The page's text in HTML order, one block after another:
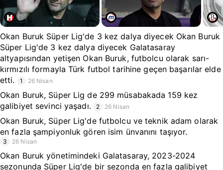
Okan Buruk Süper Lig'de 3 kez dalya diyecek Okan Buruk
Süper Lig'de 3 kez dalya diyecek Galatasaray
altyapısından yetişen Okan Buruk, futbolcu olarak sarı-
kırmızılı formayla Türk futbol tarihine geçen başarılar elde
etti.
1 26 Nisan
Okan Buruk, Süper Lig de 299 müsabakada 159 kez
galibiyet sevinci yaşadı.
2 26 Nisan
Okan Buruk, Süper Lig'de futbolcu ve teknik adam olarak
en fazla şampiyonluk gören isim ünvanını taşıyor.
3 26 Nisan
Okan Buruk yönetimindeki Galatasaray, 2023-2024
sezonunda Süper Lig'de bir sezonda en fazla galibiyet